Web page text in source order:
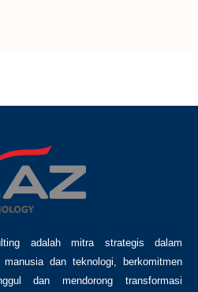
adalah mitra strategis dalam
dan teknologi, berkomitmen
dan mendorong transformasi